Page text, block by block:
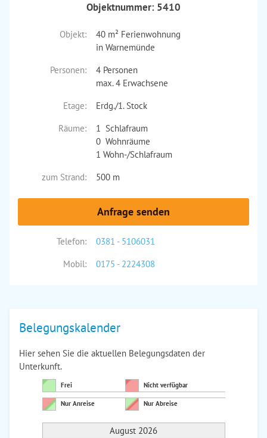
Objektnummer: 5410
Objekt:
40 m² Ferienwohnung
in Warnemünde
Personen:
4 Personen
max. 4 Erwachsene
Etage:
Erdg./1. Stock
Räume:
1 Schlafraum
0 Wohnräume
1 Wohn-/Schlafraum
zum Strand:
500 m
Anfrage senden
Telefon:
0381 - 5106031
Mobil:
0175 - 2224308
Belegungskalender
Hier sehen Sie die aktuellen Belegungsdaten der
Unterkunft.
Frei Nicht verfügbar
Nur Anreise Nur Abreise
August 2026